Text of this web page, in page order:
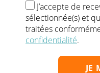
J’accepte de
sélectionnée(s) et
traitées
confidentialité.